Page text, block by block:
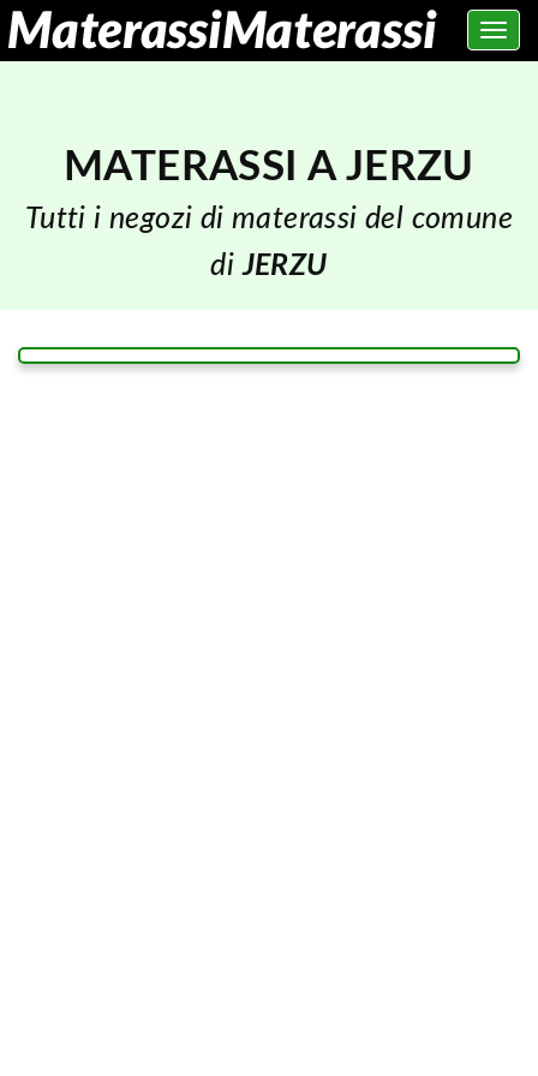
Toggle
MATERASSI A JERZU
Tutti i negozi di materassi del comune
diJERZU